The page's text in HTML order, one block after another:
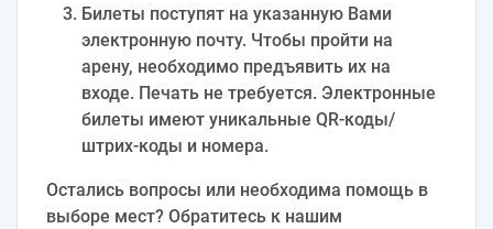
Билеты поступят на указанную Вами
электронную почту. Чтобы пройти на
арену, необходимо предъявить их на
входе. Печать не требуется. Электронные
билеты имеют уникальные QR-коды/
штрих-коды и номера.
Остались вопросы или необходима помощь в
выборе мест? Обратитесь к нашим